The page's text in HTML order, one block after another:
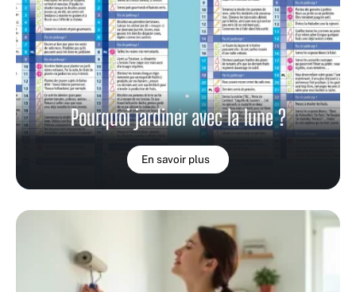
Pourquoi jardiner avec la lune ?
En savoir plus